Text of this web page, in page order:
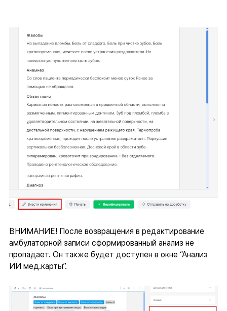
ВНИМАНИЕ! После возвращения в редактирование
амбулаторной записи сформированный анализ не
пропадает. Он также будет доступен в окне “Анализ
ИИ мед.карты”.